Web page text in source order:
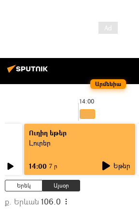
Արմենիա
14:00
Ուղիղ եթեր
Լուրեր
14:00 7 ր Եթեր
Երեկ Այսօր
ք. Երևան 106.0